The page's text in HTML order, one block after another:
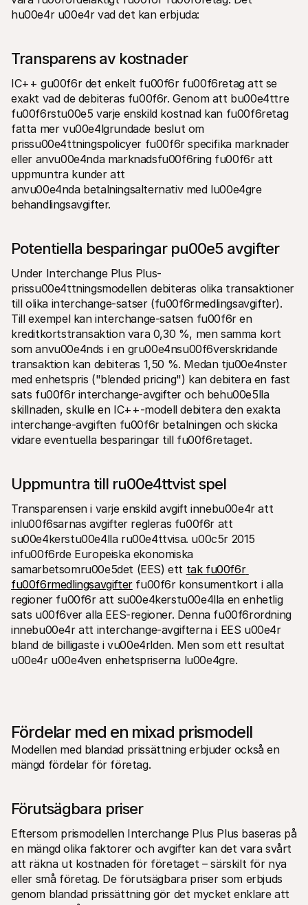
hu00e4r u00e4r vad det kan erbjuda:
Transparens av kostnader
IC++ gu00f6r det enkelt fu00f6r fu00f6retag att se
exakt vad de debiteras fu00f6r. Genom att bu00e4ttre
fu00f6rstu00e5 varje enskild kostnad kan fu00f6retag
fatta mer vu00e4lgrundade beslut om
prissu00e4ttningspolicyer fu00f6r specifika marknader
eller anvu00e4nda marknadsfu00f6ring fu00f6r att
uppmuntra kunder att
anvu00e4nda betalningsalternativ med lu00e4gre
behandlingsavgifter.
Potentiella besparingar pu00e5 avgifter
Under Interchange Plus Plus-
prissu00e4ttningsmodellen debiteras olika transaktioner
till olika interchange-satser (fu00f6rmedlingsavgifter).
Till exempel kan interchange-satsen fu00f6r en
kreditkortstransaktion vara 0,30 %, men samma kort
som anvu00e4nds i en gru00e4nsu00f6verskridande
transaktion kan debiteras 1,50 %. Medan tju00e4nster
med enhetspris ("blended pricing") kan debitera en fast
sats fu00f6r interchange-avgifter och behu00e5lla
skillnaden, skulle en IC++-modell debitera den exakta
interchange-avgiften fu00f6r betalningen och skicka
vidare eventuella besparingar till fu00f6retaget.
Uppmuntra till ru00e4ttvist spel
Transparensen i varje enskild avgift innebu00e4r att
inlu00f6sarnas avgifter regleras fu00f6r att
su00e4kerstu00e4lla ru00e4ttvisa. u00c5r 2015
infu00f6rde Europeiska ekonomiska
samarbetsomru00e5det (EES) ett tak fu00f6r
fu00f6rmedlingsavgifter fu00f6r konsumentkort i alla
regioner fu00f6r att su00e4kerstu00e4lla en enhetlig
sats u00f6ver alla EES-regioner. Denna fu00f6rordning
innebu00e4r att interchange-avgifterna i EES u00e4r
bland de billigaste i vu00e4rlden. Men som ett resultat
u00e4r u00e4ven enhetspriserna lu00e4gre.
Fördelar med en mixad prismodell
Modellen med blandad prissättning erbjuder också en
mängd fördelar för företag.
Förutsägbara priser
Eftersom prismodellen Interchange Plus Plus baseras på
en mängd olika faktorer och avgifter kan det vara svårt
att räkna ut kostnaden för företaget – särskilt för nya
eller små företag. De förutsägbara priser som erbjuds
genom blandad prissättning gör det mycket enklare att